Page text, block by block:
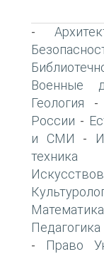
-
Военные
Геология -
России -
и СМИ -
Математика
Педагогика
- Право